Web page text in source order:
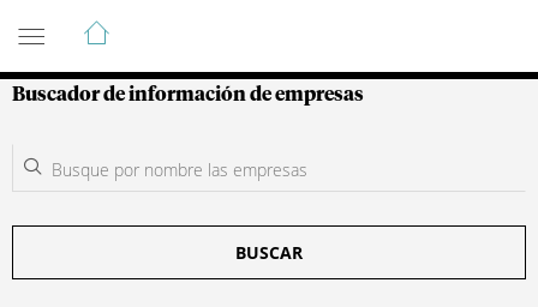
Guía de Empresas Colombianas
Buscador de información de empresas
BUSCAR